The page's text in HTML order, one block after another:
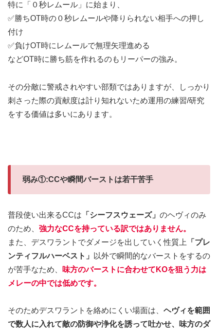
特に「０秒レムール」に始まり、
✅勝ちOT時の０秒レムールや降りられない相手への押し
付け
✅負けOT時にレムールで無理矢理進める
などOT時に勝ち筋を作れるのもリーパーの強み。
その分敵に警戒されやすい部類ではありますが、しっかり
刺さった際の貢献度は計り知れないため運用の練習/研究
をする価値は多いにあります。
弱み①:CCや瞬間バーストは若干苦手
普段使い出来るCCは 「シーフスウェーズ」 のヘヴィのみ
のため、 強力なCCを持っている訳ではありません。
また、デスワラントでダメージを出していく性質上
「プレ
ンティフルハーベスト」
以外で瞬間的なバーストをするの
が苦手なため、
味方のバーストに合わせてKOを狙う力は
メレーの中では低めです。
そのためデスワラントを絡めにくい場面は、 ヘヴィを範囲
で数人に入れて敵の防御や浄化を誘って吐かせ、味方のダ